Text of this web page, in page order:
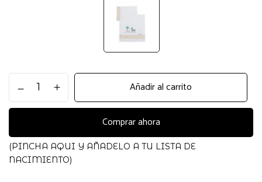
Sabanas
Cuna
Kenia
cantidad
Añadir al carrito
Comprar ahora
(PINCHA AQUI Y AÑADELO A TU LISTA DE
NACIMIENTO)